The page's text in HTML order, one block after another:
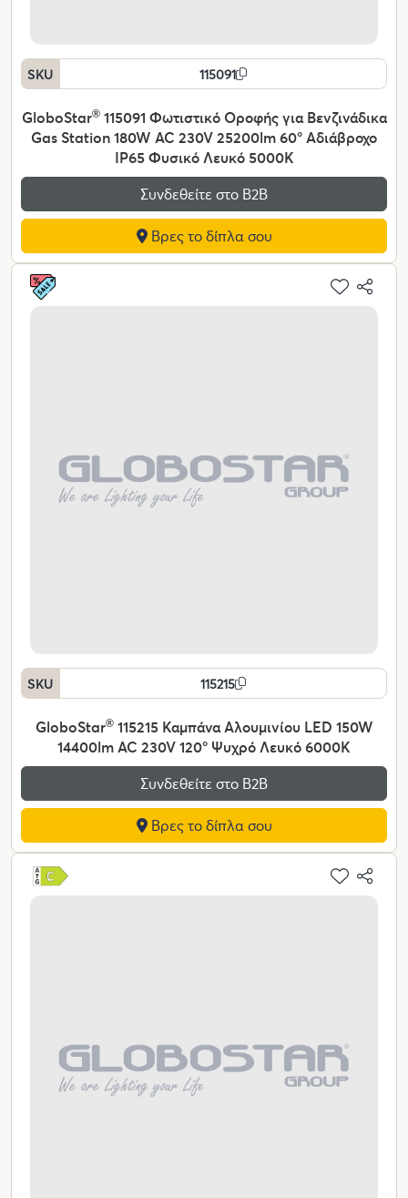
SKU 115091
GloboStar®115091 Φωτιστικό Οροφής για Βενζινάδικα
Gas Station 180W AC 230V 25200lm 60° Αδιάβροχο
IP65 Φυσικό Λευκό 5000K
Συνδεθείτε στο Β2Β
Βρες το δίπλα σου
SKU 115215
GloboStar®115215 Καμπάνα Αλουμινίου LED 150W
14400lm AC 230V 120° Ψυχρό Λευκό 6000K
Συνδεθείτε στο Β2Β
Βρες το δίπλα σου